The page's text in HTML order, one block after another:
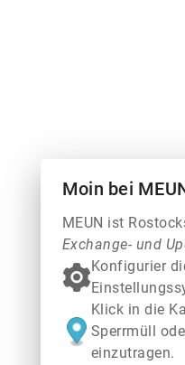
Moin bei
MEUN ist
Exchange- und
Konfigurier
Klick in die
Sperrmüll
einzutragen.